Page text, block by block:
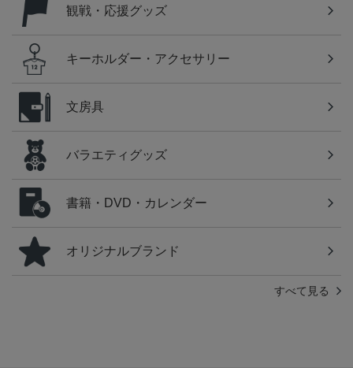
観戦・応援グッズ
キーホルダー・アクセサリー
文房具
バラエティグッズ
書籍・DVD・カレンダー
オリジナルブランド
すべて見る